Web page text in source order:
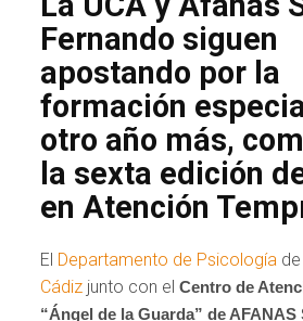
Fernando siguen
apostando por la
formación
otro año más,
la sexta edición
en Atención
El Departamento de Psicología
Cádiz junto con elCentro de
“Ángel de la Guarda” de AFANAS